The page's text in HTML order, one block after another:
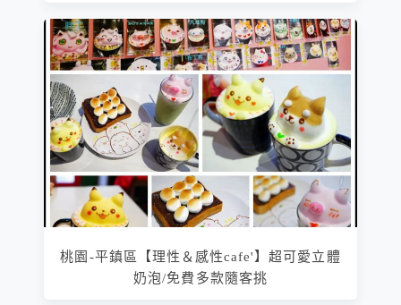
桃園-平鎮區【理性＆感性cafe'】超可愛立體
奶泡/免費多款隨客挑